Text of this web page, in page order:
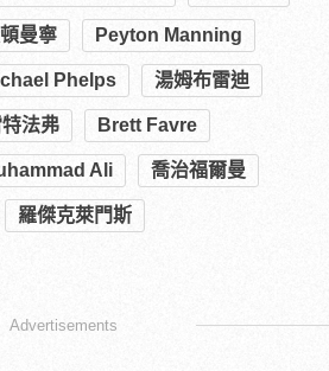
曼寧 Peyton Manning
Phelps 湯姆布雷迪
法弗 Brett Favre
Ali 喬治福爾曼
羅傑克萊門斯
Advertisements